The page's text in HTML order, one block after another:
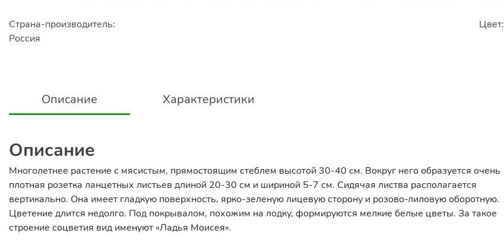
Страна-производитель:
Россия
Цвет:
Описание Характеристики
Описание
Многолетнее растение с мясистым, прямостоящим стеблем высотой 30-40 см. Вокруг него образуется очень
плотная розетка ланцетных листьев длиной 20-30 см и шириной 5-7 см. Сидячая листва располагается
вертикально. Она имеет гладкую поверхность, ярко-зеленую лицевую сторону и розово-лиловую оборотную.
Цветение длится недолго. Под покрывалом, похожим на лодку, формируются мелкие белые цветы. За такое
строение соцветия вид именуют «Ладья Моисея».